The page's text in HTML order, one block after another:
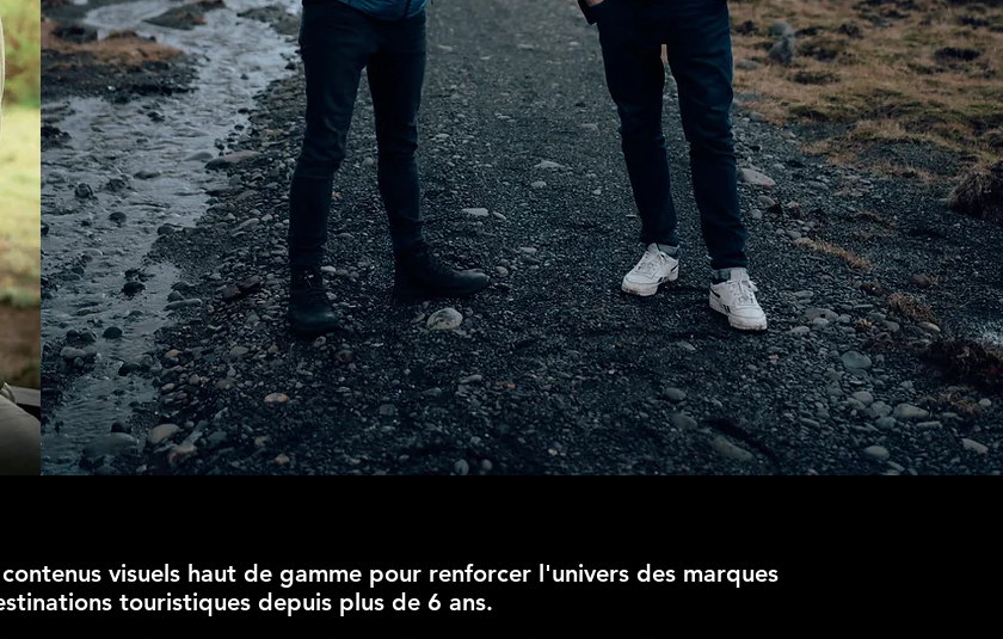
visuels haut de gamme pour renforcer l'univers des marques
touristiques depuis plus de 6 ans.